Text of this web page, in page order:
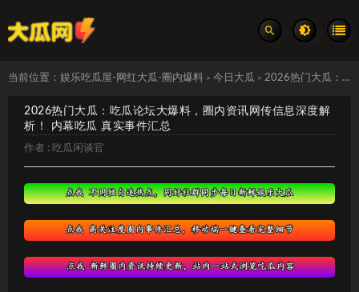
当前位置： 娱乐吃瓜屋-网红大瓜-圈内爆料 > 今日大瓜 > 2026热门大瓜：吃瓜论坛大爆料，圈内资讯网传信息深度解析！ 内幕吃瓜 真实事件汇总
2026热门大瓜：吃瓜论坛大爆料，圈内资讯网传信息深度解
析！ 内幕吃瓜 真实事件汇总
作者 : 吃瓜闲谈官